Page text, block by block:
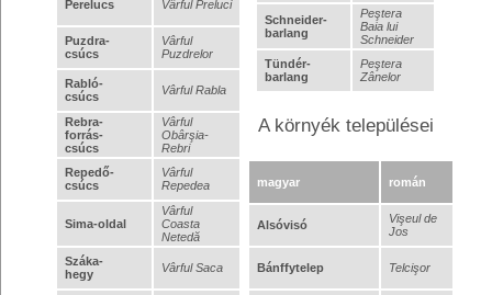
Perelucs Vârful Preluci
Puzdra-
csúcs
Vârful
Puzdrelor
Rabló-
csúcs
Vârful Rabla
Rebra-
forrás-
csúcs
Vârful
Obârşia-
Rebri
Repedő-
csúcs
Vârful
Repedea
Sima-oldal
Vârful
Coasta
Netedă
Száka-
hegy
Vârful Saca
Schneider-
barlang
Peştera
Baia lui
Schneider
Tündér-
barlang
Peştera
Zânelor
A környék települései
magyar román
Alsóvisó
Vişeul de
Jos
Bánffytelep Telcişor